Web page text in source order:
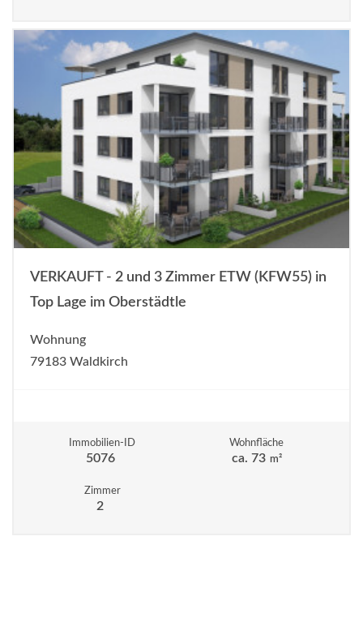
VERKAUFT - 2 und 3 Zimmer ETW (KFW55) in
Top Lage im Oberstädtle
Wohnung
79183 Waldkirch
Immobilien-ID
5076
Wohnfläche
ca. 73 m²
Zimmer
2